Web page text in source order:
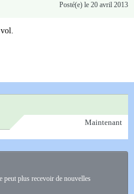
Posté(e) le 20 avril 2013
Maintenant
peut plus recevoir de nouvelles